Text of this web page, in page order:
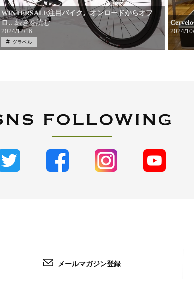
WINTERSALE注目バイク。オンロードからオフ
ロ…続きを読む
2024/12/16
グラベル
2024/
メールマガジン登録